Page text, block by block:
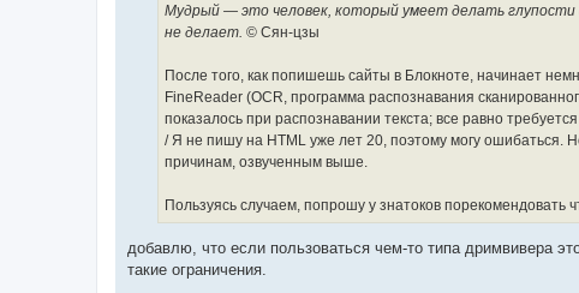
Мудрый — это человек, который умеет делать
не делает. © Сян-цзы
После того, как попишешь сайты в Блокноте, начинает
FineReader (OCR, программа распознавания
показалось при распознавании текста; все равно
/ Я не пишу на HTML уже лет 20, поэтому могу ошибаться.
причинам, озвученным выше.
Пользуясь случаем, попрошу у знатоков
добавлю, что если пользоваться чем-то типа дримвивера
такие ограничения.